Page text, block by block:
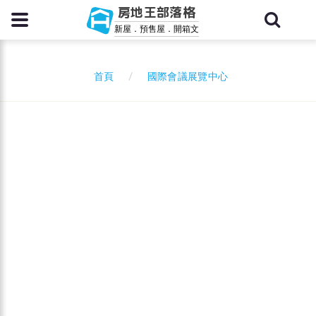
房地王部落格
新屋．預售屋．開箱文
首頁 國際會議展覽中心